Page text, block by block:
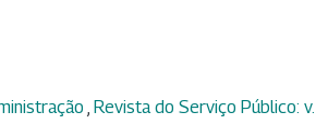
Revista do Serviço Público: v.